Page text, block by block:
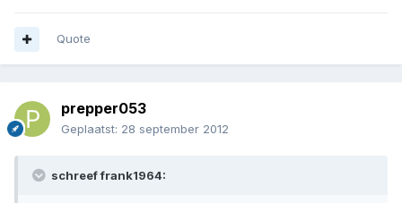
Quote
prepper053
Geplaatst: 28 september 2012
schreef frank1964: